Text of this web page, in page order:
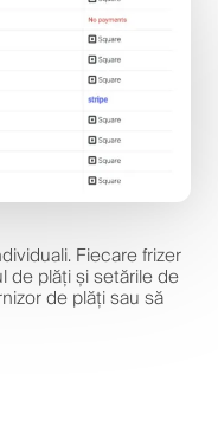
Fiecare frizer
de plăți și setările de
de plăți sau să